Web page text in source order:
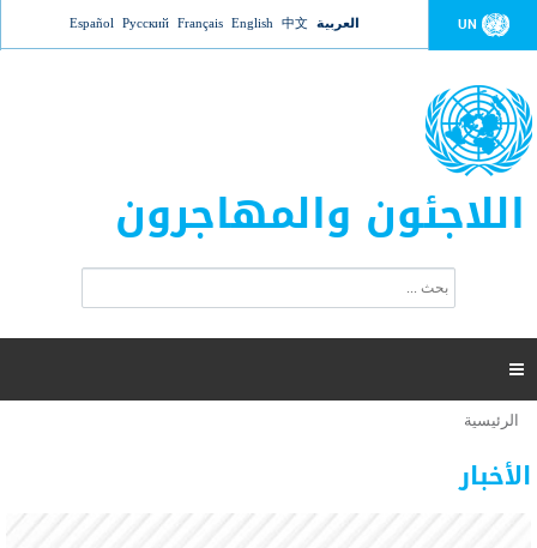
Jump to navigation UN العربية 中文
English
Français
Русский
Español
اللاجئون والمهاجرون
ت
ر
ب

أنت
هنا
الرئيسية
الأخبار
العام